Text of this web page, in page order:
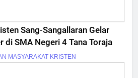
Sang-Sangallaran Gelar
di SMA Negeri 4 Tana Toraja
MASYARAKAT KRISTEN